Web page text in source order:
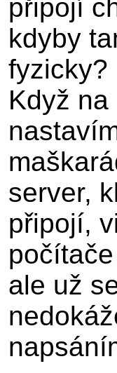
připojí
kdyby
fyzicky?
Když
server,
připojí,
ale už